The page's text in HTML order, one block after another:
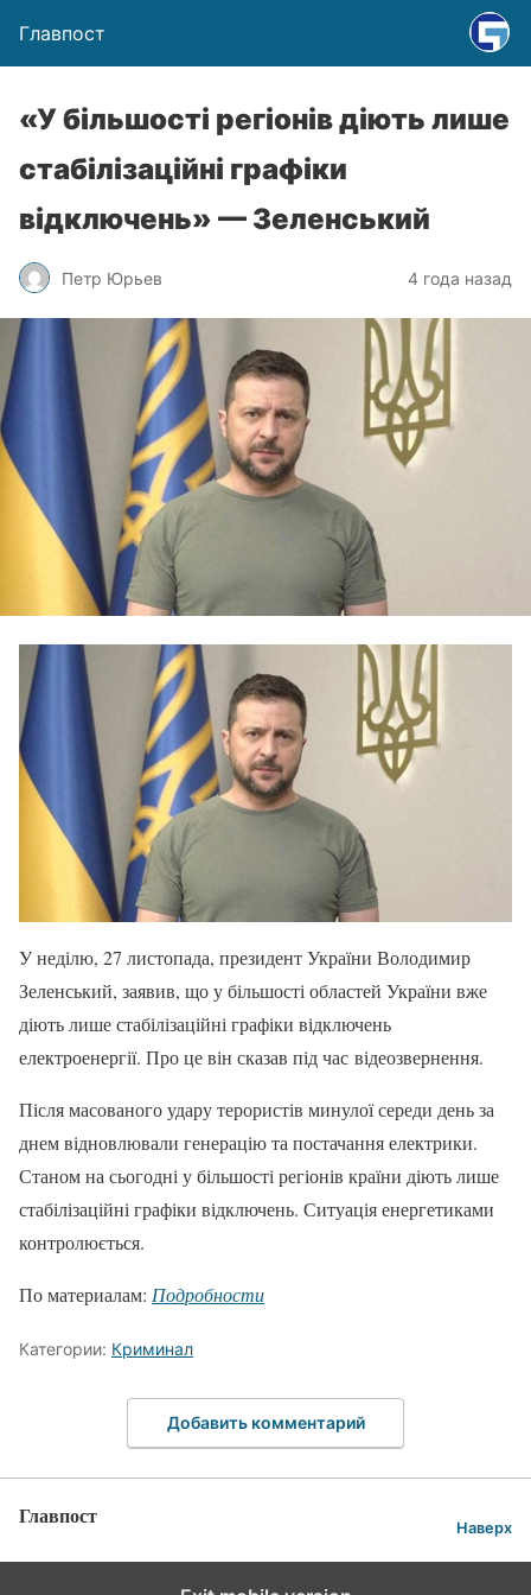
Главпост
«У більшості регіонів діють лише
стабілізаційні графіки
відключень» — Зеленський
Петр Юрьев 4 года назад
У неділю, 27 листопада, президент України Володимир
Зеленський, заявив, що у більшості областей України вже
діють лише стабілізаційні графіки відключень
електроенергії. Про це він сказав під час відеозвернення.
Після масованого удару терористів минулої середи день за
днем відновлювали генерацію та постачання електрики.
Станом на сьогодні у більшості регіонів країни діють лише
стабілізаційні графіки відключень. Ситуація енергетиками
контролюється.
По материалам: Подробности
Категории: Криминал
Добавить комментарий
Главпост Наверх